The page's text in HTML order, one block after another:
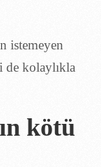
istemeyen
kolaylıkla
kötü